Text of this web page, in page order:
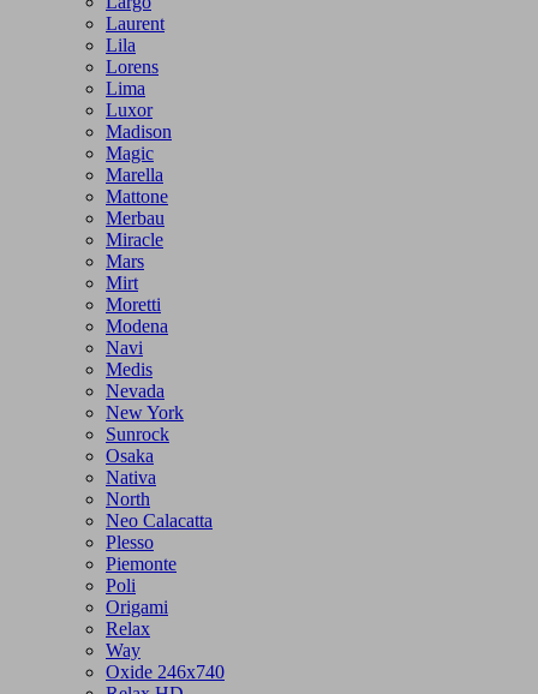
Laurent
Lila
Lorens
Lima
Luxor
Madison
Magic
Marella
Mattone
Merbau
Miracle
Mars
Mirt
Moretti
Modena
Navi
Medis
Nevada
New York
Sunrock
Osaka
Nativa
North
Neo Calacatta
Plesso
Piemonte
Poli
Origami
Relax
Way
Oxide 246x740